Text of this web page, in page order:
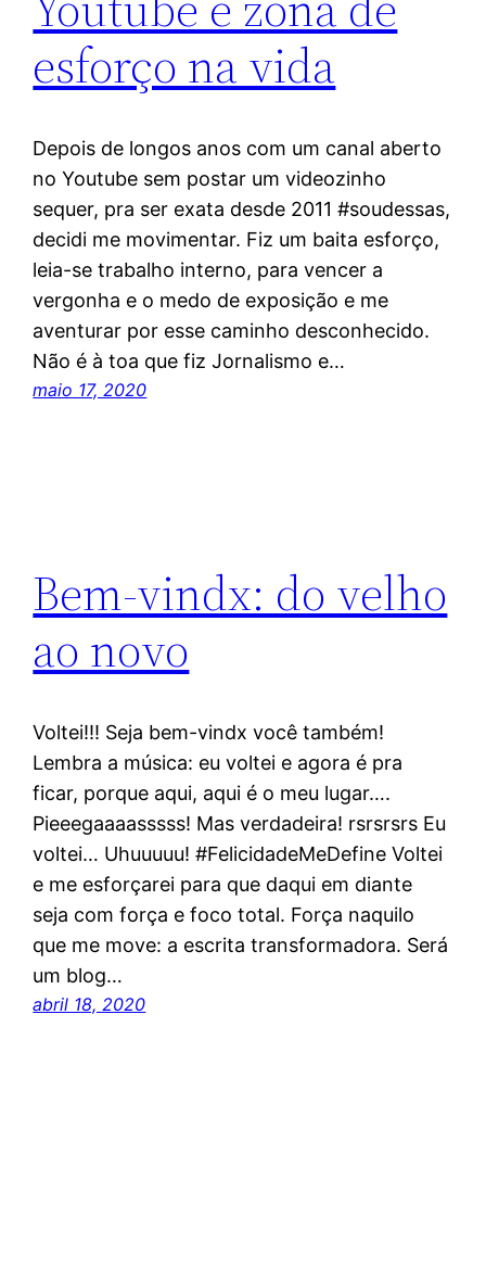
esforço na vida
Depois de longos anos com um canal aberto
no Youtube sem postar um videozinho
sequer, pra ser exata desde 2011 #soudessas,
decidi me movimentar. Fiz um baita esforço,
leia-se trabalho interno, para vencer a
vergonha e o medo de exposição e me
aventurar por esse caminho desconhecido.
Não é à toa que fiz Jornalismo e…
maio 17, 2020
Bem-vindx: do velho
ao novo
Voltei!!! Seja bem-vindx você também!
Lembra a música: eu voltei e agora é pra
ficar, porque aqui, aqui é o meu lugar….
Pieeegaaaasssss! Mas verdadeira! rsrsrsrs Eu
voltei… Uhuuuuu! #FelicidadeMeDefine Voltei
e me esforçarei para que daqui em diante
seja com força e foco total. Força naquilo
que me move: a escrita transformadora. Será
um blog…
abril 18, 2020